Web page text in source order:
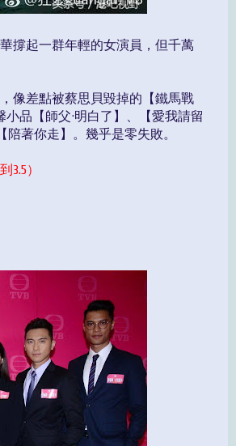
撐起一群年輕的女演員，但千萬
像差點被蔡思貝毀掉的【鐵馬戰
品【師父·明白了】、【愛我請留
著你走】。幾乎是零失敗。
）